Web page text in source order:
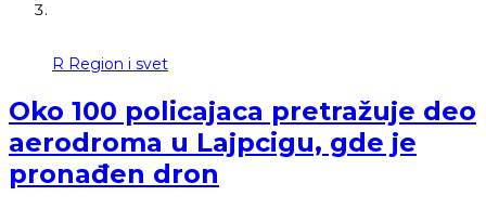
R Region i svet
Oko 100 policajaca pretražuje deo
aerodroma u Lajpcigu, gde je
pronađen dron